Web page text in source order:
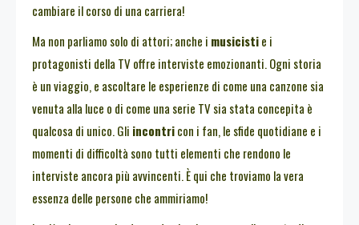
cambiare il corso di una carriera!
Ma non parliamo solo di attori; anche i musicistie i
protagonisti della TV offre interviste emozionanti. Ogni storia
è un viaggio, e ascoltare le esperienze di come una canzone sia
venuta alla luce o di come una serie TV sia stata concepita è
qualcosa di unico. Gli incontricon i fan, le sfide quotidiane e i
momenti di difficoltà sono tutti elementi che rendono le
interviste ancora più avvincenti. È qui che troviamo la vera
essenza delle persone che ammiriamo!